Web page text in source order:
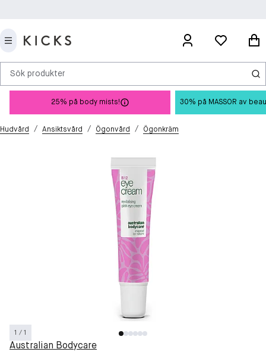
Sök produkter
25% på body mists! 30% på MASSOR av
Hudvård / Ansiktsvård / Ögonvård / Ögonkräm
1 / 1
Australian Bodycare